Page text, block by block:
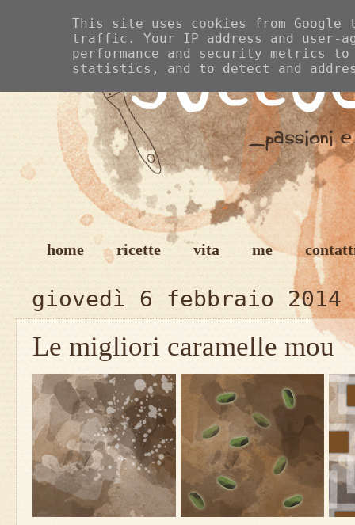
home ricette vita me
giovedì 6 febbraio 2014
Le migliori caramelle mou
This site uses cookies from
traffic. Your IP address and user-
performance and security metrics
statistics, and to detect and